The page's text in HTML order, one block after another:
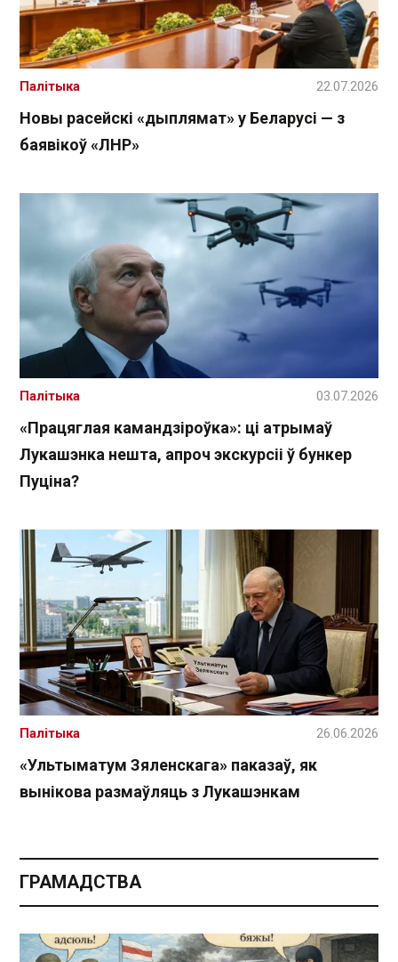
Новы расейскі «дыплямат» у Беларусі — з
баявікоў «ЛНР»
Палітыка 22.07.2026
«Працяглая камандзіроўка»: ці атрымаў
Лукашэнка нешта, апроч экскурсіі ў бункер
Пуціна?
Палітыка 03.07.2026
«Ультыматум Зяленскага» паказаў, як
вынікова размаўляць з Лукашэнкам
Палітыка 26.06.2026
ГРАМАДСТВА